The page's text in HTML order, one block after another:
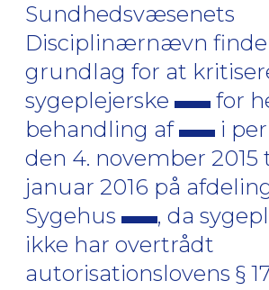
Sundhedsvæsenets
Disciplinærnævn
grundlag for at
sygeplejerske
for
behandling af
i
den 4. november 2015
januar 2016 på
Sygehus
, da
ikke har overtrådt
autorisationslovens §